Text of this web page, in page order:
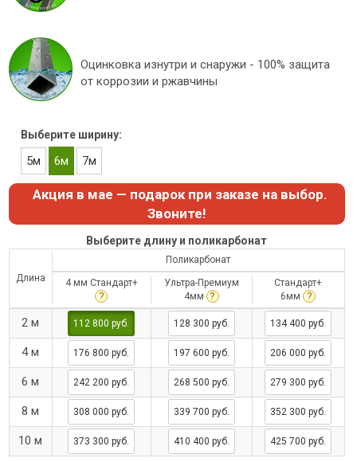
Оцинковка изнутри и снаружи - 100% защита
от коррозии и ржавчины
Выберите ширину:
5м 6м 7м
Акция в мае — подарок при заказе на выбор.
Звоните!
Выберите длину и поликарбонат
Длина
Поликарбонат
4 мм Стандарт+
?
Ультра-Премиум
4мм
?
Стандарт+
6мм ?
2 м 112 800 руб. 128 300 руб. 134 400 руб.
4 м 176 800 руб. 197 600 руб. 206 000 руб.
6 м 242 200 руб. 268 500 руб. 279 300 руб.
8 м 308 000 руб. 339 700 руб. 352 300 руб.
10 м 373 300 руб. 410 400 руб. 425 700 руб.